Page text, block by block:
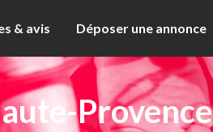
& avis Déposer une annonce
Provence